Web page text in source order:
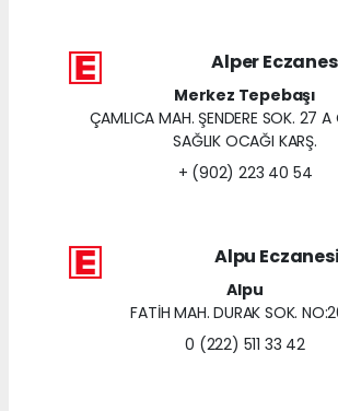
Alper
Merkez Tepebaşı
ÇAMLICA MAH. ŞENDERE SOK. 27
SAĞLIK OCAĞI KARŞ.
+ (902) 223 40 54
Alpu Eczanesi
Alpu
FATİH MAH. DURAK SOK.
0 (222) 511 33 42